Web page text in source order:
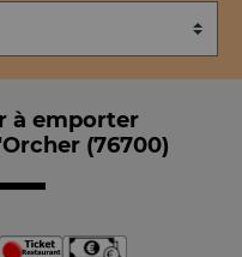
à emporter
(76700)